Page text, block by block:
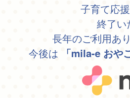
子育て応
終了い
長年のご利用あ
今後は
「mila-e おや